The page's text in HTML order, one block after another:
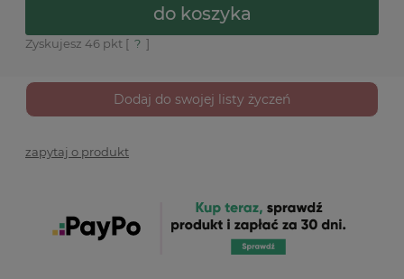
do koszyka
Zyskujesz 46 pkt [ ? ]
Dodaj do swojej listy życzeń
zapytaj o produkt